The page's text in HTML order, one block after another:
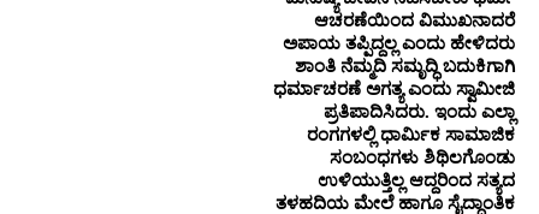
ಆಚರಣೆಯಿಂದ ವಿಮುಖನಾದರೆ
ಅಪಾಯ ತಪ್ಪಿದ್ದಲ್ಲ ಎಂದು ಹೇಳಿದರು
ಶಾಂತಿ ನೆಮ್ಮದಿ ಸಮೃದ್ಧಿ ಬದುಕಿಗಾಗಿ
ಧರ್ಮಾಚರಣೆ ಅಗತ್ಯ ಎಂದು ಸ್ವಾಮೀಜಿ
ಪ್ರತಿಪಾದಿಸಿದರು. ಇಂದು ಎಲ್ಲಾ
ರಂಗಗಳಲ್ಲಿ ಧಾರ್ಮಿಕ ಸಾಮಾಜಿಕ
ಸಂಬಂಧಗಳು ಶಿಥಿಲಗೊಂಡು
ಉಳಿಯುತ್ತಿಲ್ಲ ಆದ್ದರಿಂದ ಸತ್ಯದ
ತಳಹದಿಯ ಮೇಲೆ ಹಾಗೂ ಸೈದ್ಧಾಂತಿಕ